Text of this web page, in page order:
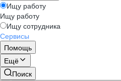
Ищу работу
Ищу работу
Ищу сотрудника
Сервисы
Помощь
Ещё
Поиск